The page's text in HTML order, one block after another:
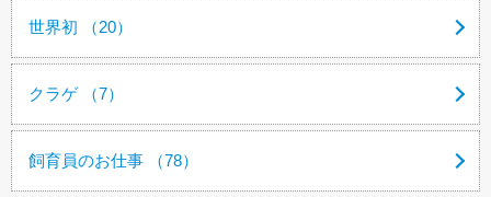
世界初 （20）
クラゲ （7）
飼育員のお仕事 （78）